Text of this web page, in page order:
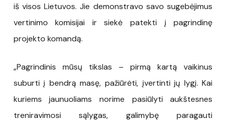
iš visos Lietuvos. Jie demonstravo savo sugebėjimus
vertinimo komisijai ir siekė patekti į pagrindinę
projekto komandą.
„Pagrindinis mūsų tikslas – pirmą kartą vaikinus
suburti į bendrą masę, pažiūrėti, įvertinti jų lygį. Kai
kuriems jaunuoliams norime pasiūlyti aukštesnes
treniravimosi sąlygas, galimybę paragauti